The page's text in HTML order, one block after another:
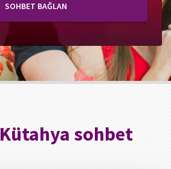
SOHBET BAĞLAN
Kütahya sohbet